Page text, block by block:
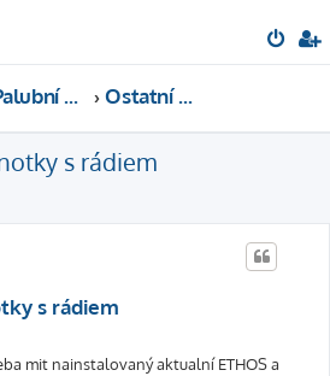
Palubní elektronika Ostatní senzory
s rádiem
s rádiem
mit nainstalovaný aktualní ETHOS a